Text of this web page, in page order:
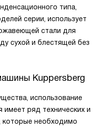
типа,
серии, использует
стали для
сухой и блестящей без
Kuppersberg
использование
ряд технических и
которые необходимо